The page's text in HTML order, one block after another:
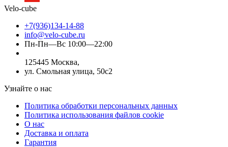
Velo-cube
+7(936)134-14-88
info@velo-cube.ru
Пн-Пн—Вс 10:00—22:00
125445 Москва,
ул. Смольная улица, 50с2
Узнайте о нас
Политика обработки персональных данных
Политика использования файлов cookie
О нас
Доставка и оплата
Гарантия